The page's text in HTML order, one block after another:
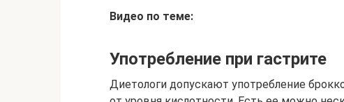
Видео по теме:
Употребление при гастрите
Диетологи допускают употребление